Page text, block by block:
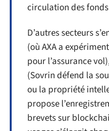
circulation des
D’autres secteurs
(où AXA a
pour l’assurance
(Sovrin défend la
ou la propriété
propose
brevets sur